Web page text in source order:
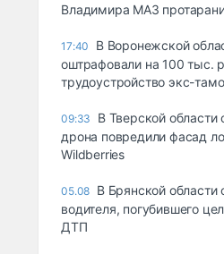
Владимира МАЗ
17:40
В Воронежской
оштрафовали на 100 тыс.
трудоустройство экс-
09:33
В Тверской области
дрона повредили фасад
Wildberries
05.08 В Брянской области
водителя, погубившего
ДТП